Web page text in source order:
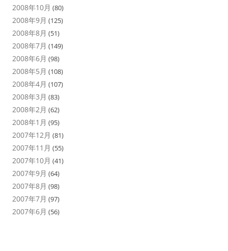
2008年10月 (80)
2008年9月 (125)
2008年8月 (51)
2008年7月 (149)
2008年6月 (98)
2008年5月 (108)
2008年4月 (107)
2008年3月 (83)
2008年2月 (62)
2008年1月 (95)
2007年12月 (81)
2007年11月 (55)
2007年10月 (41)
2007年9月 (64)
2007年8月 (98)
2007年7月 (97)
2007年6月 (56)